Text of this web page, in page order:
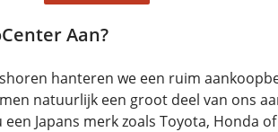
Aan?
hanteren we een ruim
natuurlijk een groot deel van ons
Japans merk zoals Toyota, Honda